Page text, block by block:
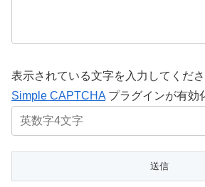
表示されている文字を入力してくだ
Simple CAPTCHA プラグインが有効